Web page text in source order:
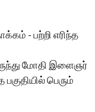
- பற்றி எரிந்த
மோதி இளைஞர்
பெரும்